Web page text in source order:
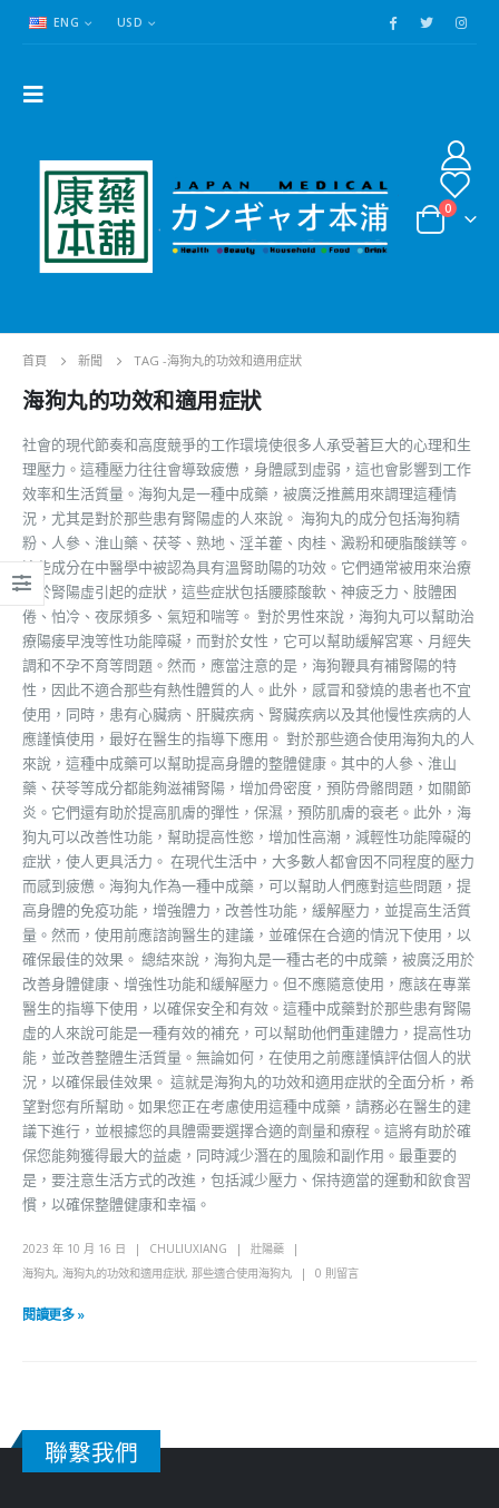
ENG USD
0
首頁 新聞 TAG -海狗丸的功效和適用症狀
海狗丸的功效和適用症狀
社會的現代節奏和高度競爭的工作環境使很多人承受著巨大的心理和生
理壓力。這種壓力往往會導致疲憊，身體感到虛弱，這也會影響到工作
效率和生活質量。海狗丸是一種中成藥，被廣泛推薦用來調理這種情
況，尤其是對於那些患有腎陽虛的人來說。 海狗丸的成分包括海狗精
粉、人參、淮山藥、茯苓、熟地、淫羊藿、肉桂、澱粉和硬脂酸鎂等。
這些成分在中醫學中被認為具有溫腎助陽的功效。它們通常被用來治療
由於腎陽虛引起的症狀，這些症狀包括腰膝酸軟、神疲乏力、肢體困
倦、怕冷、夜尿頻多、氣短和喘等。 對於男性來說，海狗丸可以幫助治
療陽痿早洩等性功能障礙，而對於女性，它可以幫助緩解宮寒、月經失
調和不孕不育等問題。然而，應當注意的是，海狗鞭具有補腎陽的特
性，因此不適合那些有熱性體質的人。此外，感冒和發燒的患者也不宜
使用，同時，患有心臟病、肝臟疾病、腎臟疾病以及其他慢性疾病的人
應謹慎使用，最好在醫生的指導下應用。 對於那些適合使用海狗丸的人
來說，這種中成藥可以幫助提高身體的整體健康。其中的人參、淮山
藥、茯苓等成分都能夠滋補腎陽，增加骨密度，預防骨骼問題，如關節
炎。它們還有助於提高肌膚的彈性，保濕，預防肌膚的衰老。此外，海
狗丸可以改善性功能，幫助提高性慾，增加性高潮，減輕性功能障礙的
症狀，使人更具活力。 在現代生活中，大多數人都會因不同程度的壓力
而感到疲憊。海狗丸作為一種中成藥，可以幫助人們應對這些問題，提
高身體的免疫功能，增強體力，改善性功能，緩解壓力，並提高生活質
量。然而，使用前應諮詢醫生的建議，並確保在合適的情況下使用，以
確保最佳的效果。 總結來說，海狗丸是一種古老的中成藥，被廣泛用於
改善身體健康、增強性功能和緩解壓力。但不應隨意使用，應該在專業
醫生的指導下使用，以確保安全和有效。這種中成藥對於那些患有腎陽
虛的人來說可能是一種有效的補充，可以幫助他們重建體力，提高性功
能，並改善整體生活質量。無論如何，在使用之前應謹慎評估個人的狀
況，以確保最佳效果。 這就是海狗丸的功效和適用症狀的全面分析，希
望對您有所幫助。如果您正在考慮使用這種中成藥，請務必在醫生的建
議下進行，並根據您的具體需要選擇合適的劑量和療程。這將有助於確
保您能夠獲得最大的益處，同時減少潛在的風險和副作用。最重要的
是，要注意生活方式的改進，包括減少壓力、保持適當的運動和飲食習
慣，以確保整體健康和幸福。
2023 年 10 月 16 日 CHULIUXIANG
壯陽藥
海狗丸, 海狗丸的功效和適用症狀, 那些適合使用海狗丸 0 則留言
閱讀更多 »
聯繫我們